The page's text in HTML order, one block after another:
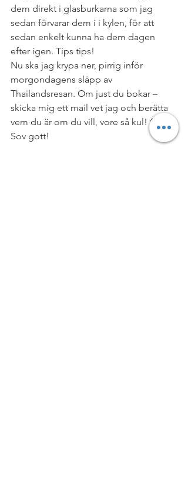
dem direkt i glasburkarna som jag
sedan förvarar dem i i kylen, för att
sedan enkelt kunna ha dem dagen
efter igen. Tips tips!
Nu ska jag krypa ner, pirrig inför
morgondagens släpp av
Thailandsresan. Om just du bokar –
skicka mig ett mail vet jag och berätta
vem du är om du vill, vore så kul! 🙂
Sov gott!